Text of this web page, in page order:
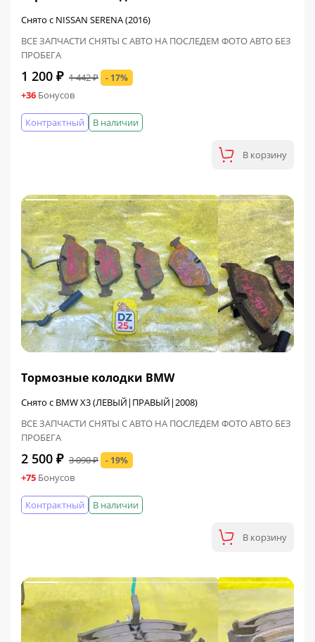
Снято с NISSAN SERENA (2016)
ВСЕ ЗАПЧАСТИ СНЯТЫ С АВТО НА ПОСЛЕДЕМ ФОТО АВТО БЕЗ
ПРОБЕГА
1 200 ₽ 1 442 ₽ - 17%
+36 Бонусов
В наличии
Контрактный
В корзину
Тормозные колодки BMW
Снято с BMW X3 (ЛЕВЫЙ|ПРАВЫЙ|2008)
ВСЕ ЗАПЧАСТИ СНЯТЫ С АВТО НА ПОСЛЕДЕМ ФОТО АВТО БЕЗ
ПРОБЕГА
2 500 ₽ 3 090 ₽ - 19%
+75 Бонусов
В наличии
Контрактный
В корзину